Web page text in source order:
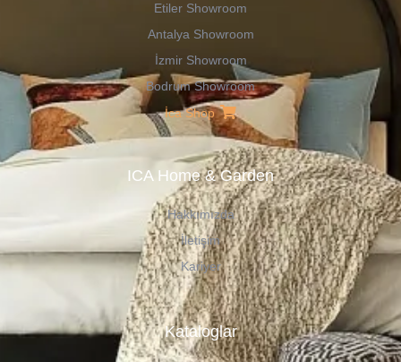
Etiler Showroom
Antalya Showroom
İzmir Showroom
Bodrum Showroom
İca Shop
ICA Home & Garden
Hakkımızda
İletişim
Kariyer
Kataloglar